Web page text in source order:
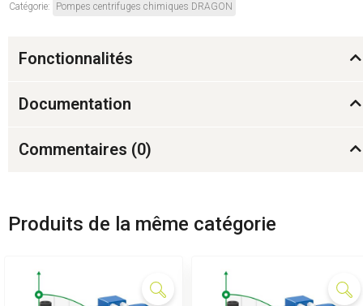
Catégorie: Pompes centrifuges chimiques DRAGON
Fonctionnalités
Documentation
Commentaires (0)
Produits de la même catégorie